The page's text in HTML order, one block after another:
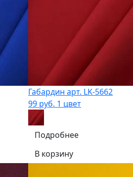
Габардин арт. LK-5662
99 руб. 1 цвет
Подробнее
В корзину